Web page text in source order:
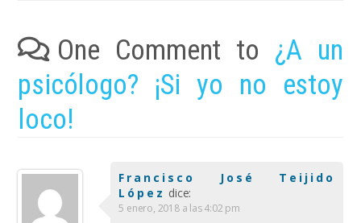
One Comment to ¿A un
psicólogo? ¡Si yo no estoy
loco!
Francisco José Teijido
López dice:
5 enero, 2018 a las 4:02 pm